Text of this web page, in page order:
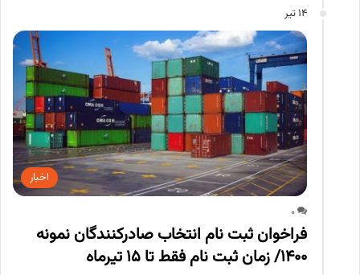
14 تیر
اخبار
0
فراخوان ثبت نام انتخاب صادرکنندگان نمونه
1400/ زمان ثبت نام فقط تا 15 تیرماه